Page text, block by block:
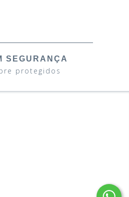
SEGURANÇA
protegidos